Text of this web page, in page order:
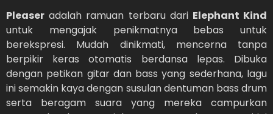
Pleaser adalah ramuan terbaru dari Elephant Kind
untuk mengajak penikmatnya bebas untuk
berekspresi. Mudah dinikmati, mencerna tanpa
berpikir keras otomatis berdansa lepas. Dibuka
dengan petikan gitar dan bass yang sederhana, lagu
ini semakin kaya dengan susulan dentuman bass drum
serta beragam suara yang mereka campurkan